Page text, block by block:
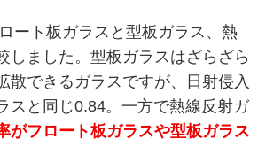
ート板ガラスと型板ガラス、熱
しました。型板ガラスはざらざら
散できるガラスですが、日射侵入
スと同じ0.84。一方で熱線反射ガ
がフロート板ガラスや型板ガラス